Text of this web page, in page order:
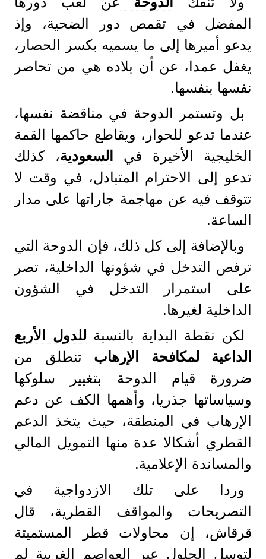
المفضل في تقمص دور الضحية، وإذ
يدعو أميرها إلى ما يسميه بكسر الحصار،
يغفل عمدا، عن أن بلاده هي من تحاصر
نفسها بنفسها.
بل وتستمر الدوحة في مناقضة نفسها،
عندما تدعو للحوار، ويقاطع حاكمها القمة
الخليجية الأخيرة في
السعودية، كذلك
تدعو إلى الاحترام المتبادل، في وقت لا
تتوقف فيه عن مهاجمة جاراتها على مدار
الساعة.
وبالإضافة إلى كل ذلك، فإن الدوحة التي
ترفص التدخل في شؤونها الداخلية، تصر
على استمرار التدخل في الشؤون
الداخلية لغيرها.
لكن نقطة البداية بالنسبة للدول الأربع
الداعية لمكافحة الإرهاب تنطلق من
ضرورة قيام الدوحة بتغيير سلوكها
وسياساتها جذريا، وأهمها الكف عن دعم
الإرهاب في المنطقة، حيث يتخذ الدعم
القطري أشكالا عدة منها التمويل المالي
والمساندة الإعلامية.
وردا على تلك الازدواجية في
التصريحات والمواقف القطرية، قال
قرقاش، إن محاولات قطر المستميتة
لتوسل الحلول عبر العواصم الغربية لم